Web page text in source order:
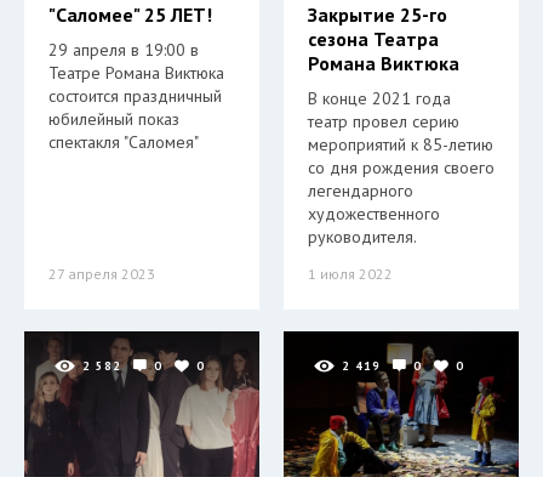
"Саломее" 25 ЛЕТ!
29 апреля в 19:00 в
Театре Романа Виктюка
состоится праздничный
юбилейный показ
спектакля "Саломея"
27 апреля 2023
Закрытие 25-го
сезона Театра
Романа Виктюка
В конце 2021 года
театр провел серию
мероприятий к 85-летию
со дня рождения своего
легендарного
художественного
руководителя.
1 июля 2022
2 582 0 0 2 419 0 0